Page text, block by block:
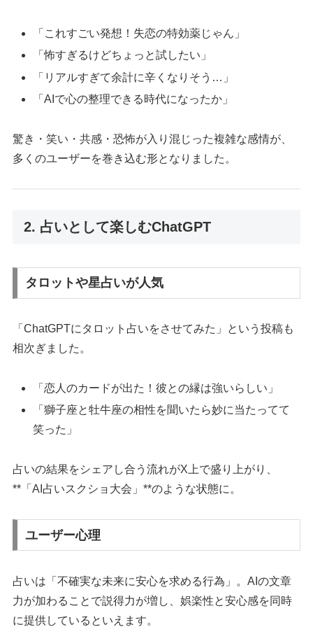
「これすごい発想！失恋の特効薬じゃん」
「怖すぎるけどちょっと試したい」
「リアルすぎて余計に辛くなりそう…」
「AIで心の整理できる時代になったか」
驚き・笑い・共感・恐怖が入り混じった複雑な感情が、
多くのユーザーを巻き込む形となりました。
2. 占いとして楽しむChatGPT
タロットや星占いが人気
「ChatGPTにタロット占いをさせてみた」という投稿も
相次ぎました。
「恋人のカードが出た！彼との縁は強いらしい」
「獅子座と牡牛座の相性を聞いたら妙に当たってて
笑った」
占いの結果をシェアし合う流れがX上で盛り上がり、
**「AI占いスクショ大会」**のような状態に。
ユーザー心理
占いは「不確実な未来に安心を求める行為」。AIの文章
力が加わることで説得力が増し、娯楽性と安心感を同時
に提供しているといえます。